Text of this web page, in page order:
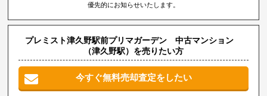
優先的にお知らせいたします。
プレミスト津久野駅前プリマガーデン 中古マンション
（津久野駅）を売りたい方
今すぐ無料売却査定をしたい